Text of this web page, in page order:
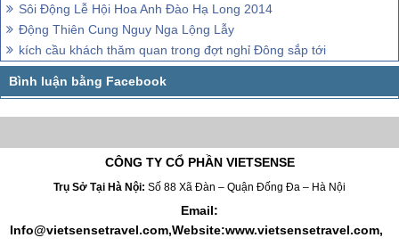
Sôi Động Lễ Hội Hoa Anh Đào Hạ Long 2014
Động Thiên Cung Nguy Nga Lộng Lẫy
kích cầu khách thăm quan trong đợt nghỉ Đông sắp tới
CÔNG TY CỔ PHẦN VIETSENSE
Trụ Sở Tại Hà Nội: Số 88 Xã Đàn – Quận Đống Đa – Hà Nội
Email:
Info@vietsensetravel.com,Website:www.vietsensetravel.com,